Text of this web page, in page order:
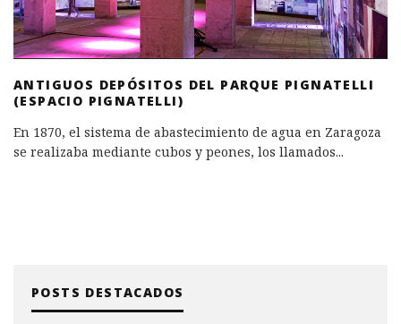
ANTIGUOS DEPÓSITOS DEL PARQUE PIGNATELLI
(ESPACIO PIGNATELLI)
En 1870, el sistema de abastecimiento de agua en Zaragoza
se realizaba mediante cubos y peones, los llamados...
POSTS DESTACADOS